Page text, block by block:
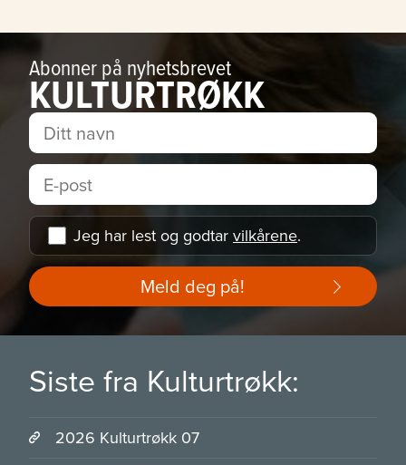
Abonner på nyhetsbrevet
KULTURTRØKK
Jeg har lest og godtar vilkårene.
Meld deg på!
Siste fra Kulturtrøkk:
2026 Kulturtrøkk 07